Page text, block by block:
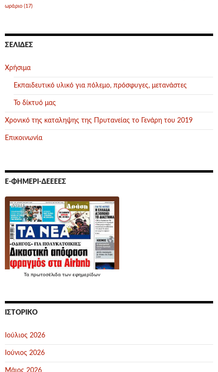
ωράριο (17)
ΣΕΛΊΔΕΣ
Χρήσιμα
Εκπαιδευτικό υλικό για πόλεμο, πρόσφυγες, μετανάστες
Το δίκτυό μας
Χρονικό της καταληψης της Πρυτανείας το Γενάρη του 2019
Επικοινωνία
Ε-ΦΗΜΕΡΊ-ΔΕΕΕΕΣ
Τα πρωτοσέλιδα των εφημερίδων
ΙΣΤΟΡΙΚΌ
Ιούλιος 2026
Ιούνιος 2026
Μάιος 2026